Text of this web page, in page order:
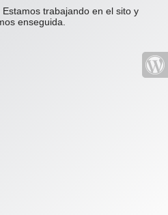
trabajando en el sito y
enseguida.